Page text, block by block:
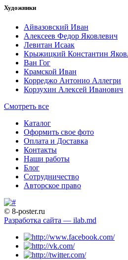
Художники
Айвазовский Иван
Алексеев Федор Яковлевич
Левитан Исаак
Крыжицкий Константин
Ван Гог
Крамской Иван
Корреджо Антонио Аллегри
Корзухин Алексей Иванович
Смотреть все
Каталог
Оформить свое фото
Оплата и Доставка
Контакты
Наши работы
Блог
Сотрудничество
Авторское право
© 8-poster.ru
Разработка сайта — ilab.md